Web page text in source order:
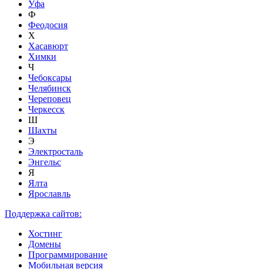
Уфа
Ф
Феодосия
Х
Хасавюрт
Химки
Ч
Чебоксары
Челябинск
Череповец
Черкесск
Ш
Шахты
Э
Электросталь
Энгельс
Я
Ялта
Ярославль
Поддержка сайтов:
Хостинг
Домены
Программирование
Мобильная версия